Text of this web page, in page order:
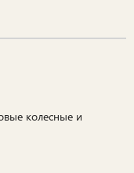
колесные и